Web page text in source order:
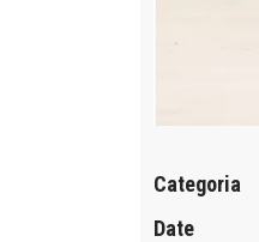
Categoria
Date